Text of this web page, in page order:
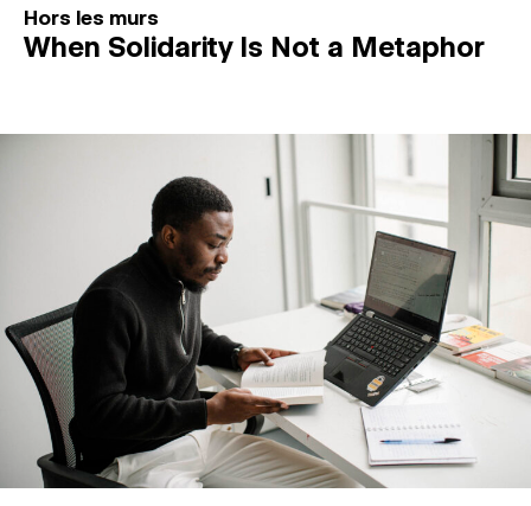
Hors les murs
When Solidarity Is Not a Metaphor